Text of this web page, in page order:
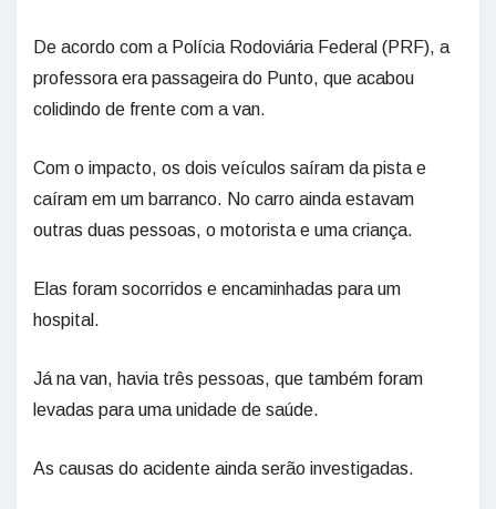
De acordo com a Polícia Rodoviária Federal (PRF), a
professora era passageira do Punto, que acabou
colidindo de frente com a van.
Com o impacto, os dois veículos saíram da pista e
caíram em um barranco. No carro ainda estavam
outras duas pessoas, o motorista e uma criança.
Elas foram socorridos e encaminhadas para um
hospital.
Já na van, havia três pessoas, que também foram
levadas para uma unidade de saúde.
As causas do acidente ainda serão investigadas.